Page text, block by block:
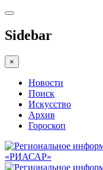
Sidebar
×
Новости
Поиск
Искусство
Архив
Гороскоп